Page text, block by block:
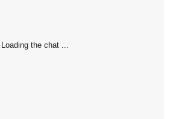
Loading the chat ...